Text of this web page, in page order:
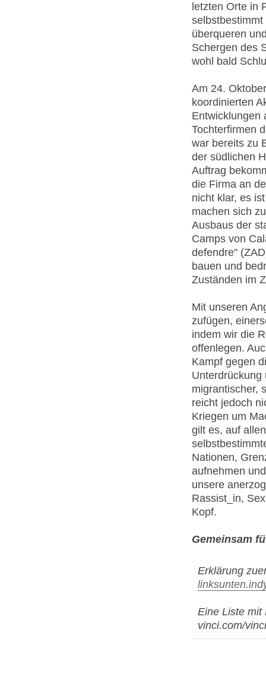
letzten Orte in
überqueren
Schergen des
wohl bald
Am 24.
koordinierten
Entwicklungen
Tochterfirmen
war bereits zu
der südlichen
Auftrag
die Firma an
nicht klar, es
machen sich
Ausbaus der
Camps von
defendre"
bauen und
Zuständen im
Mit unseren
zufügen,
indem wir die
offenlegen.
Kampf gegen
Unterdrückung
migrantischer,
reicht jedoch
Kriegen um
gilt es, auf
Nationen,
aufnehmen
unsere
Rassist_in,
Kopf.
Gemeinsam
Erklärung
Eine Liste mit
vinci.com/